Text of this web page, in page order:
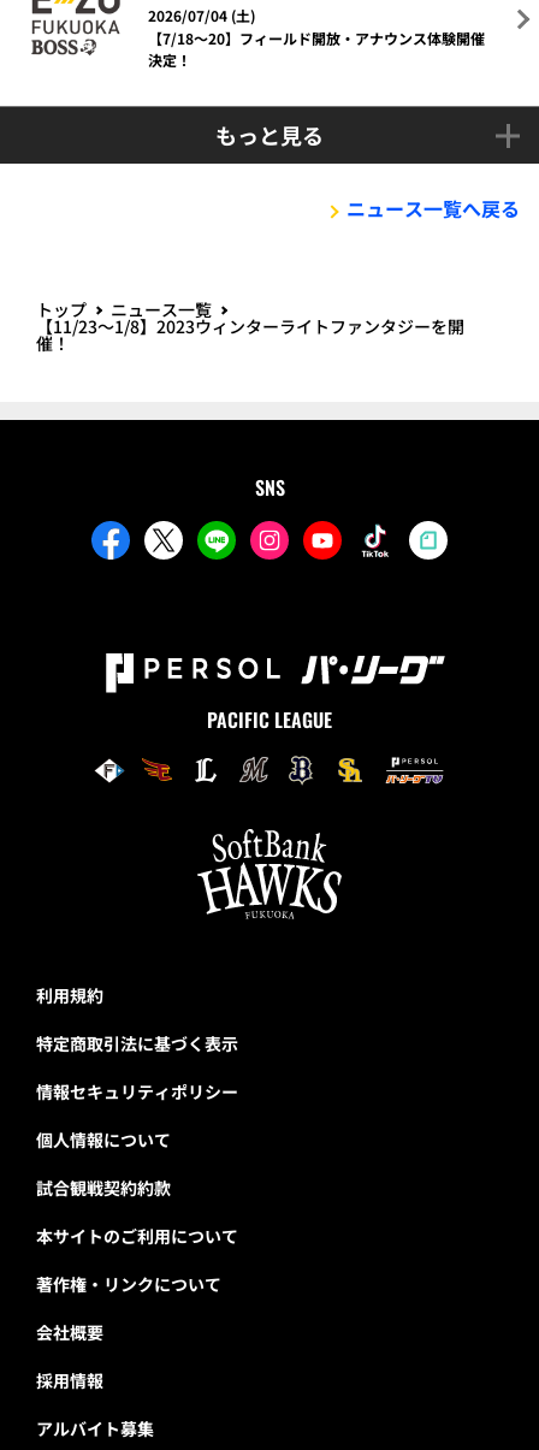
2026/07/04 (土)
【7/18～20】フィールド開放・アナウンス体験開催
決定！
もっと見る
ニュース一覧へ戻る
トップ ニュース一覧
【11/23～1/8】2023ウィンターライトファンタジーを開
催！
SNS
PACIFIC LEAGUE
利用規約
特定商取引法に基づく表示
情報セキュリティポリシー
個人情報について
試合観戦契約約款
本サイトのご利用について
著作権・リンクについて
会社概要
採用情報
アルバイト募集